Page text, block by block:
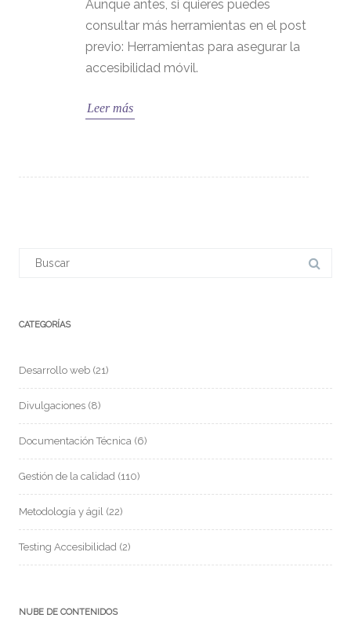
Aunque antes, si quieres puedes
consultar más herramientas en el post
previo: Herramientas para asegurar la
accesibilidad móvil.
Leer más
CATEGORÍAS
Desarrollo web (21)
Divulgaciones (8)
Documentación Técnica (6)
Gestión de la calidad (110)
Metodología y ágil (22)
Testing Accesibilidad (2)
NUBE DE CONTENIDOS